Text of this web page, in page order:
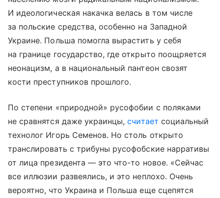
И идеологическая накачка велась в том числе
за польские средства, особенно на Западной
Украине. Польша помогла вырастить у себя
на границе государство, где открыто поощряется
неонацизм, а в национальный пантеон свозят
кости преступников прошлого.
По степени «природной» русофобии с поляками
не сравнятся даже украинцы,считает социальный
технолог Игорь Семенов. Но столь открыто
транслировать с трибуны русофобские нарративы
от лица президента — это что-то новое. «Сейчас
все иллюзии развеялись, и это неплохо. Очень
вероятно, что Украина и Польша еще сцепятся